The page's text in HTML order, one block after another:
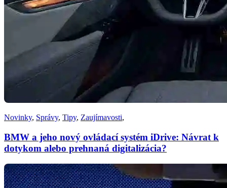
Novinky, Správy, Tipy, Zaujímavosti,
BMW a jeho nový ovládací systém iDrive: Návrat k
dotykom alebo prehnaná digitalizácia?